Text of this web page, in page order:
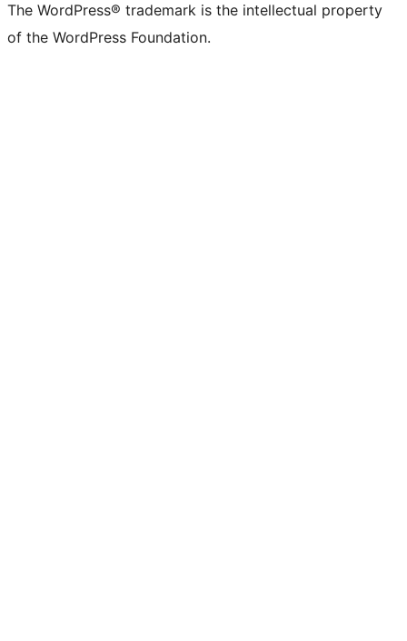
The WordPress® trademark is the intellectual property
of the WordPress Foundation.